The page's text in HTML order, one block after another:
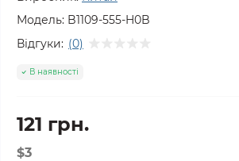
Модель: B1109-555-H0B
Відгуки: (0)
В наявності
121 грн.
$3